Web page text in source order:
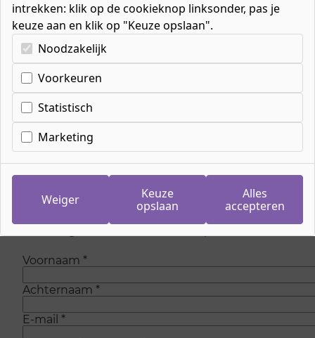
Inschrijven wachtlijst
meeloopdag
Op dit moment zijn is er geen plaats meer om
mee te lopen bij de opleiding. Maar wees
gerust, we voegen regelmatig nieuwe plaatsen
toe. Laat je gegevens achter en we sturen je
Voornaam *
Achternaam *
E-mail *
intrekken: klik op de cookieknop linksonder, pas je
keuze aan en klik op "Keuze opslaan".
Kies uw cookie-voorkeuren
Noodzakelijk
Voorkeuren
Statistisch
Marketing
Weiger
Keuze
opslaan
Alles
accepteren